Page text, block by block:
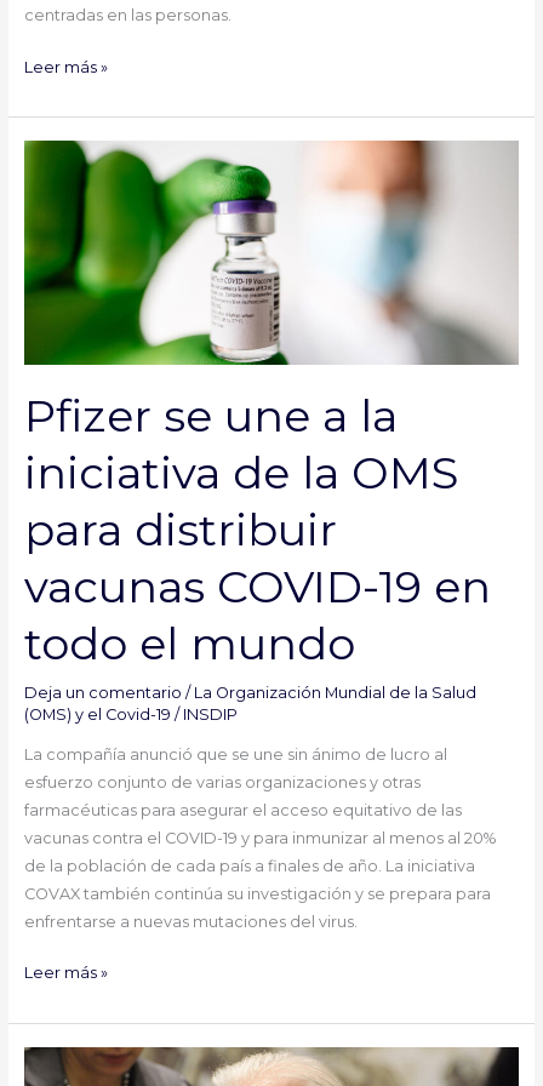
centradas en las personas.
Leer más »
Pfizer se une a la
iniciativa de la OMS
para distribuir
vacunas COVID-19 en
todo el mundo
Deja un comentario / La Organización Mundial de la Salud
(OMS) y el Covid-19 / INSDIP
La compañía anunció que se une sin ánimo de lucro al
esfuerzo conjunto de varias organizaciones y otras
farmacéuticas para asegurar el acceso equitativo de las
vacunas contra el COVID-19 y para inmunizar al menos al 20%
de la población de cada país a finales de año. La iniciativa
COVAX también continúa su investigación y se prepara para
enfrentarse a nuevas mutaciones del virus.
iniciativa
para
distribuir
vacunas
COVID-
en
el
Leer más »
La